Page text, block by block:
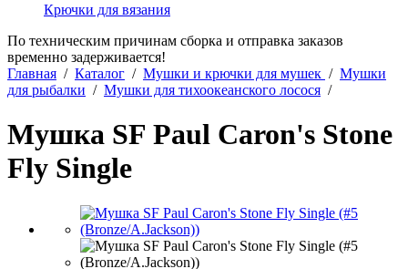
Крючки для вязания
По техническим причинам сборка и отправка заказов
временно задерживается!
Главная / Каталог / Мушки и крючки для мушек / Мушки
для рыбалки / Мушки для тихоокеанского лосося /
Мушка SF Paul Caron's Stone
Fly Single